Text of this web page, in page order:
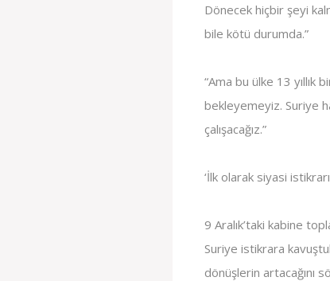
Dönecek hiçbir şeyi
bile kötü durumda.”
“Ama bu ülke 13 yıllık
bekleyemeyiz. Suriye
çalışacağız.”
‘İlk olarak siyasi
9 Aralık’taki kabine
Suriye istikrara
dönüşlerin artacağını